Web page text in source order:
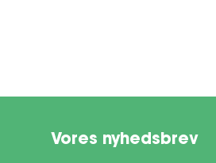
Vores nyhedsbrev